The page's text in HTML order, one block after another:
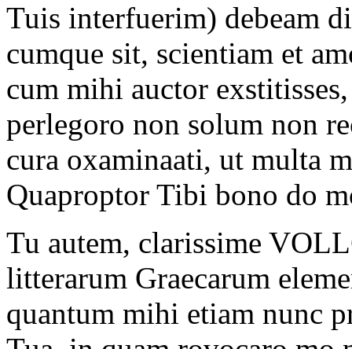
Tuis interfuerim) debeam
cumque sit, scientiam et
cum mihi auctor
perlegoro non solum non
cura oxaminaati, ut multa
Quaproptor Tibi bono do
Tu autem, clarissime
litterarum Graecarum
quantum mihi etiam nunc